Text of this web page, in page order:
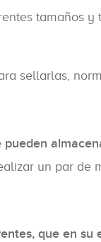
tamaños y
sellarlas,
pueden
un par de
que en